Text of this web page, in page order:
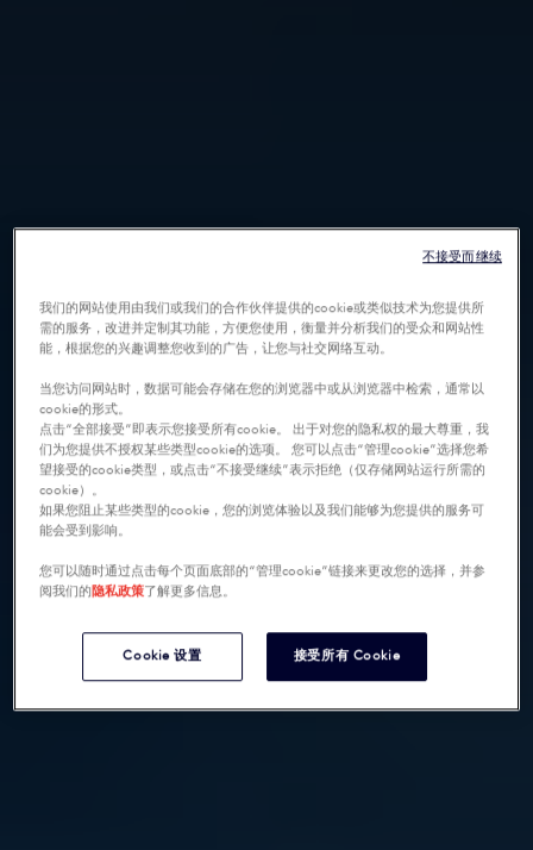
我们的网站使用由我们或我们的合作伙伴提供的cookie或类似技术为您提供所
需的服务，改进并定制其功能，方便您使用，衡量并分析我们的受众和网站性
能，根据您的兴趣调整您收到的广告，让您与社交网络互动。
当您访问网站时，数据可能会存储在您的浏览器中或从浏览器中检索，通常以
cookie的形式。
点击“全部接受”即表示您接受所有cookie。 出于对您的隐私权的最大尊重，我
们为您提供不授权某些类型cookie的选项。 您可以点击“管理cookie”选择您希
望接受的cookie类型，或点击“不接受继续”表示拒绝（仅存储网站运行所需的
cookie）。
如果您阻止某些类型的cookie，您的浏览体验以及我们能够为您提供的服务可
能会受到影响。
您可以随时通过点击每个页面底部的“管理cookie”链接来更改您的选择，并参
阅我们的 隐私政策了解更多信息。
Cookie 设置 接受所有 Cookie
不接受而继续